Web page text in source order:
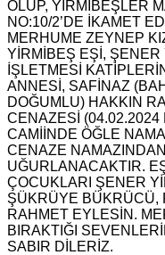
OLUP, YİRMİBEŞLER
NO:10/2’DE İKAMET
MERHUME ZEYNEP
YİRMİBEŞ EŞİ,
İŞLETMESİ
ANNESİ, SAFİNAZ
DOĞUMLU) HAKKIN
CENAZESİ
CAMİİNDE ÖĞLE
CENAZE
UĞURLANACAKTIR.
ÇOCUKLARI ŞENER
ŞÜKRÜYE BÜKRÜCÜ,
RAHMET EYLESİN.
BIRAKTIĞI
SABIR DİLERİZ.